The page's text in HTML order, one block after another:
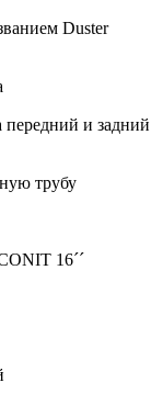
Duster
передний и задний
трубу
16´´